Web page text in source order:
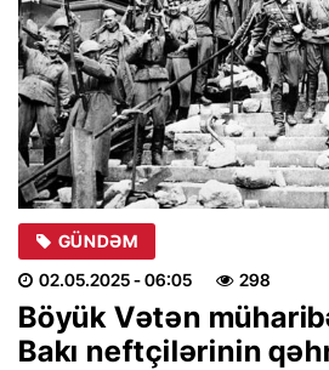
GÜNDƏM
02.05.2025- 06:05 298
Böyük Vətən
Bakı neftçilərinin